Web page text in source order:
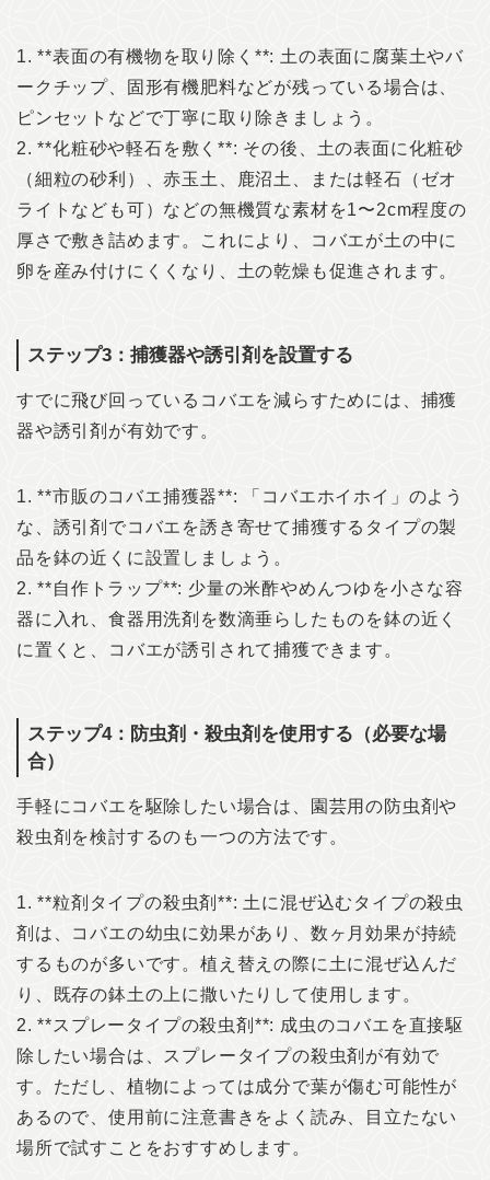
1. **表面の有機物を取り除く**: 土の表面に腐葉土やバ
ークチップ、固形有機肥料などが残っている場合は、
ピンセットなどで丁寧に取り除きましょう。
2. **化粧砂や軽石を敷く**: その後、土の表面に化粧砂
（細粒の砂利）、赤玉土、鹿沼土、または軽石（ゼオ
ライトなども可）などの無機質な素材を1〜2cm程度の
厚さで敷き詰めます。これにより、コバエが土の中に
卵を産み付けにくくなり、土の乾燥も促進されます。
ステップ3：捕獲器や誘引剤を設置する
すでに飛び回っているコバエを減らすためには、捕獲
器や誘引剤が有効です。
1. **市販のコバエ捕獲器**: 「コバエホイホイ」のよう
な、誘引剤でコバエを誘き寄せて捕獲するタイプの製
品を鉢の近くに設置しましょう。
2. **自作トラップ**: 少量の米酢やめんつゆを小さな容
器に入れ、食器用洗剤を数滴垂らしたものを鉢の近く
に置くと、コバエが誘引されて捕獲できます。
ステップ4：防虫剤・殺虫剤を使用する（必要な場
合）
手軽にコバエを駆除したい場合は、園芸用の防虫剤や
殺虫剤を検討するのも一つの方法です。
1. **粒剤タイプの殺虫剤**: 土に混ぜ込むタイプの殺虫
剤は、コバエの幼虫に効果があり、数ヶ月効果が持続
するものが多いです。植え替えの際に土に混ぜ込んだ
り、既存の鉢土の上に撒いたりして使用します。
2. **スプレータイプの殺虫剤**: 成虫のコバエを直接駆
除したい場合は、スプレータイプの殺虫剤が有効で
す。ただし、植物によっては成分で葉が傷む可能性が
あるので、使用前に注意書きをよく読み、目立たない
場所で試すことをおすすめします。